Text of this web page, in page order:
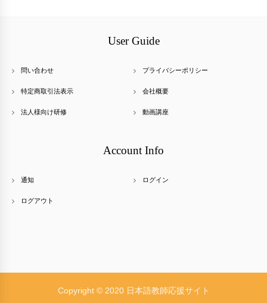
User Guide
問い合わせ プライバシーポリシー
特定商取引法表示 会社概要
法人様向け研修 動画講座
Account Info
通知 ログイン
ログアウト
Copyright © 2020 日本語教師応援サイト